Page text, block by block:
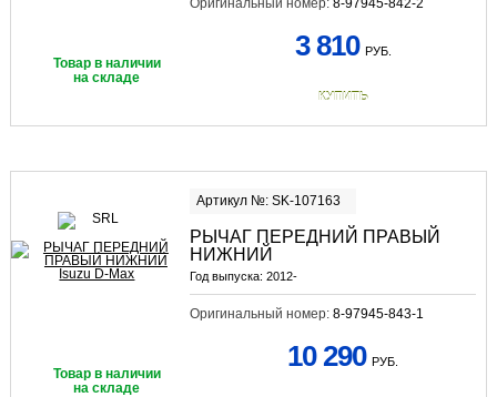
Товар в наличии
на складе
3 810 РУБ.
КУПИТЬ
Артикул №: SK-107163
РЫЧАГ ПЕРЕДНИЙ ПРАВЫЙ
НИЖНИЙ
Год выпуска: 2012-
Оригинальный номер: 8-97945-843-1
Товар в наличии
на складе
10 290 РУБ.